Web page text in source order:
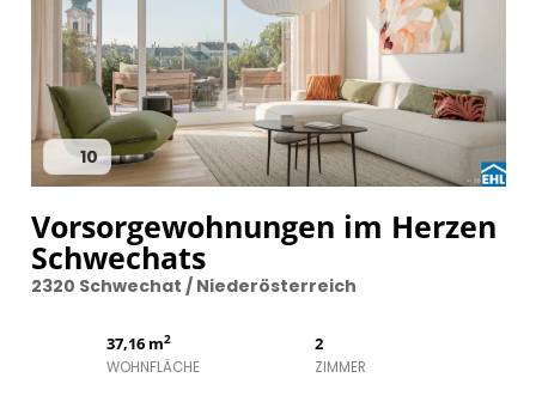
10
Vorsorgewohnungen im Herzen
Schwechats
2320 Schwechat / Niederösterreich
37,16 m2
WOHNFLÄCHE
2
ZIMMER